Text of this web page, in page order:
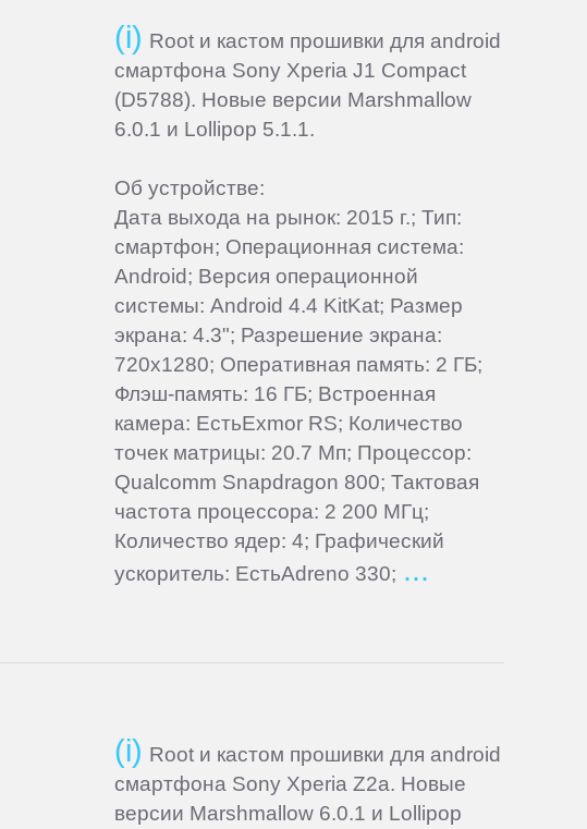
Root и кастом прошивки для android
смартфона Sony Xperia J1 Compact
(D5788). Новые версии Marshmallow
6.0.1 и Lollipop 5.1.1.
Об устройстве:
Дата выхода на рынок: 2015 г.; Тип:
смартфон; Операционная система:
Android; Версия операционной
системы: Android 4.4 KitKat; Размер
экрана: 4.3"; Разрешение экрана:
720x1280; Оперативная память: 2 ГБ;
Флэш-память: 16 ГБ; Встроенная
камера: ЕстьExmor RS; Количество
точек матрицы: 20.7 Мп; Процессор:
Qualcomm Snapdragon 800; Тактовая
частота процессора: 2 200 МГц;
Количество ядер: 4; Графический
ускоритель: ЕстьAdreno 330;
Root и кастом прошивки для android
смартфона Sony Xperia Z2a. Новые
версии Marshmallow 6.0.1 и Lollipop